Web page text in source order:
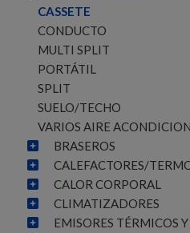
CASSETE
CONDUCTO
MULTI SPLIT
PORTÁTIL
SPLIT
SUELO/TECHO
VARIOS AIRE
BRASEROS
CALEFACTORES/
CALOR CORPORAL
CLIMATIZADORES
EMISORES TÉRMICOS